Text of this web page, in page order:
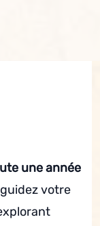
une année
votre